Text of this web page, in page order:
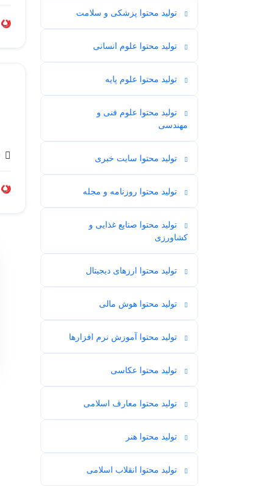
تولید محتوا پزشکی و سلامت
تولید محتوا علوم انسانی
تولید محتوا علوم پایه
تولید محتوا علوم فنی و
مهندسی
تولید محتوا سایت خبری
تولید محتوا روزنامه و مجله
تولید محتوا صنایع غذایی و
کشاورزی
تولید محتوا ارزهای دیجیتال
تولید محتوا هوش مالی
تولید محتوا آموزش نرم افزارها
تولید محتوا عکاسی
تولید محتوا معارف اسلامی
تولید محتوا هنر
تولید محتوا انقلاب اسلامی